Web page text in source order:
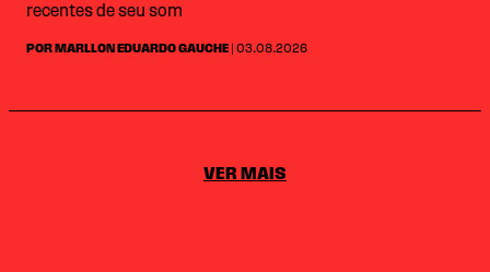
recentes de seu som
POR MARLLON EDUARDO GAUCHE | 03.08.2026
VER MAIS